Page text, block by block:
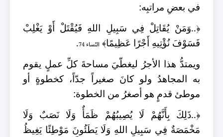
في بعضِ مراتبِه:
﴿..وَمَنْ يُقَاتِلْ فِي سَبِيلِ اللهِ فَيُقْتَلْ أَوْ يَغْلِبْ
فَسَوْفَ نُؤْتِيهِ أَجْرًا عَظِيمًا﴾ النّساء 74
.
ويمتدُّ هذا الأجرُ ليغطّيَ مساحةَ كلِّ عملٍ يقوم
به المجاهدُ ولو كانَ صغيراً جدّاً، كخطوةٍ أو
موطئ قدمٍ هو أصغرُ من الخطوة:
﴿..ذَلِكَ بِأَنَّهُمْ لَا يُصِيبُهُمْ ظَمَأٌ وَلَا نَصَبٌ وَلَا
مَخْمَصَةٌ فِي سَبِيلِ اللهِ وَلَا يَطَئُونَ مَوْطِئًا يَغِيظُ